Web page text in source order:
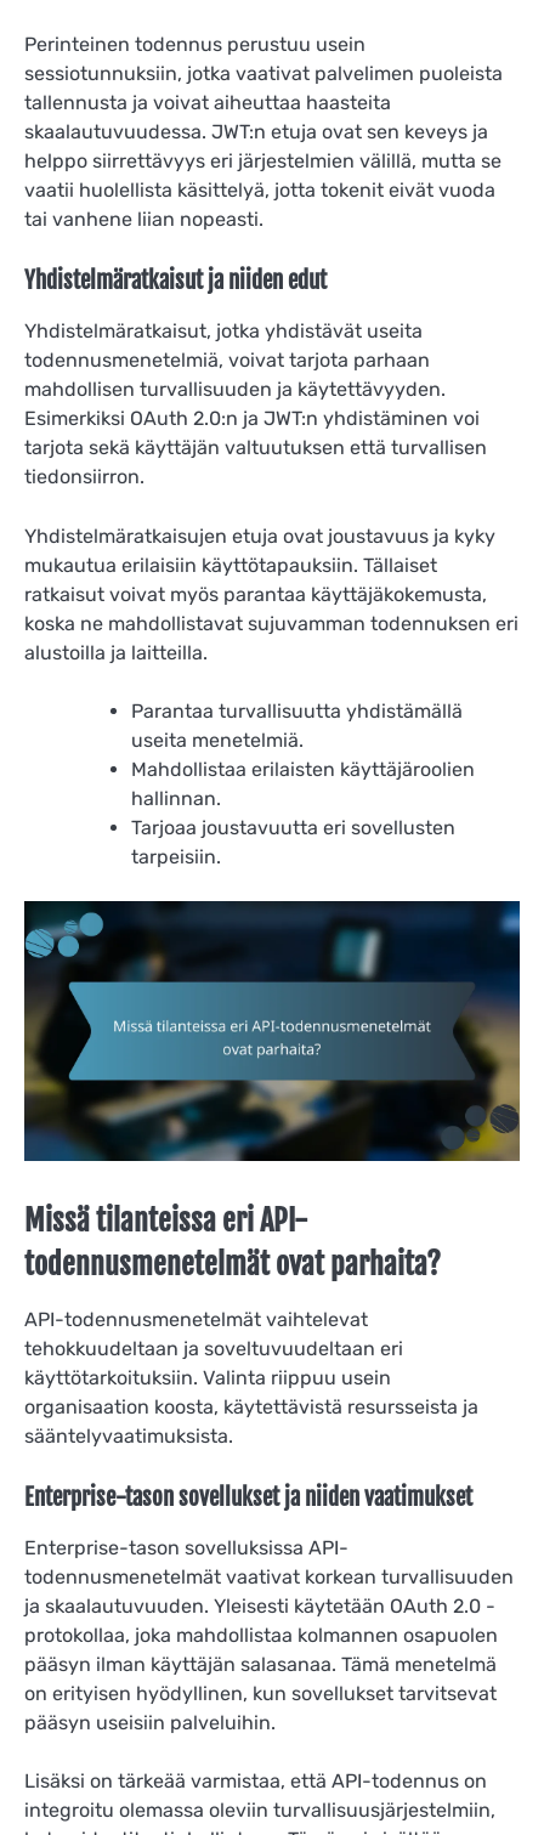
Perinteinen todennus perustuu usein
sessiotunnuksiin, jotka vaativat palvelimen puoleista
tallennusta ja voivat aiheuttaa haasteita
skaalautuvuudessa. JWT:n etuja ovat sen keveys ja
helppo siirrettävyys eri järjestelmien välillä, mutta se
vaatii huolellista käsittelyä, jotta tokenit eivät vuoda
tai vanhene liian nopeasti.
Yhdistelmäratkaisut ja niiden edut
Yhdistelmäratkaisut, jotka yhdistävät useita
todennusmenetelmiä, voivat tarjota parhaan
mahdollisen turvallisuuden ja käytettävyyden.
Esimerkiksi OAuth 2.0:n ja JWT:n yhdistäminen voi
tarjota sekä käyttäjän valtuutuksen että turvallisen
tiedonsiirron.
Yhdistelmäratkaisujen etuja ovat joustavuus ja kyky
mukautua erilaisiin käyttötapauksiin. Tällaiset
ratkaisut voivat myös parantaa käyttäjäkokemusta,
koska ne mahdollistavat sujuvamman todennuksen eri
alustoilla ja laitteilla.
Parantaa turvallisuutta yhdistämällä
useita menetelmiä.
Mahdollistaa erilaisten käyttäjäroolien
hallinnan.
Tarjoaa joustavuutta eri sovellusten
tarpeisiin.
Missä tilanteissa eri API-
todennusmenetelmät ovat parhaita?
API-todennusmenetelmät vaihtelevat
tehokkuudeltaan ja soveltuvuudeltaan eri
käyttötarkoituksiin. Valinta riippuu usein
organisaation koosta, käytettävistä resursseista ja
sääntelyvaatimuksista.
Enterprise-tason sovellukset ja niiden vaatimukset
Enterprise-tason sovelluksissa API-
todennusmenetelmät vaativat korkean turvallisuuden
ja skaalautuvuuden. Yleisesti käytetään OAuth 2.0 -
protokollaa, joka mahdollistaa kolmannen osapuolen
pääsyn ilman käyttäjän salasanaa. Tämä menetelmä
on erityisen hyödyllinen, kun sovellukset tarvitsevat
pääsyn useisiin palveluihin.
Lisäksi on tärkeää varmistaa, että API-todennus on
integroitu olemassa oleviin turvallisuusjärjestelmiin,